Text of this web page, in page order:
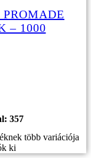
– 1000
357
több variációja
ki